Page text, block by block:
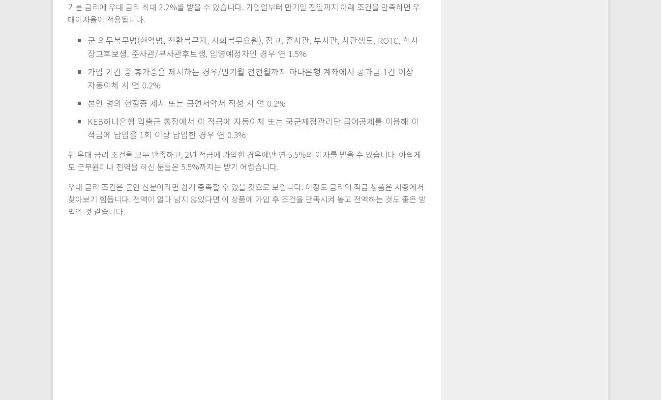
기본 금리에 우대 금리 최대 2.2%를 받을 수 있습니다. 가입일부터 만기일 전일까지 아래 조건을 만족하면 우
대이자율이 적용됩니다.
군 의무복무병(현역병, 전환복무자, 사회복무요원), 장교, 준사관, 부사관, 사관생도, ROTC, 학사
장교후보생, 준사관/부사관후보생, 입영예정자인 경우 연 1.5%
가입 기간 중 휴가증을 제시하는 경우/만기월 전전월까지 하나은행 계좌에서 공과금 1건 이상
자동이체 시 연 0.2%
본인 명의 헌혈증 제시 또는 금연서약서 작성 시 연 0.2%
KEB하나은행 입출금 통장에서 이 적금에 자동이체 또는 국군재정관리단 급여공제를 이용해 이
적금에 납입을 1회 이상 납입한 경우 연 0.3%
위 우대 금리 조건을 모두 만족하고, 2년 적금에 가입한 경우에만 연 5.5%의 이자를 받을 수 있습니다. 아쉽게
도 군무원이나 전역을 하신 분들은 5.5%까지는 받기 어렵습니다.
우대 금리 조건은 군인 신분이라면 쉽게 충족할 수 있을 것으로 보입니다. 이정도 금리의 적금 상품은 시중에서
찾아보기 힘듭니다. 전역이 얼마 남지 않았다면 이 상품에 가입 후 조건을 만족시켜 놓고 전역하는 것도 좋은 방
법인 것 같습니다.